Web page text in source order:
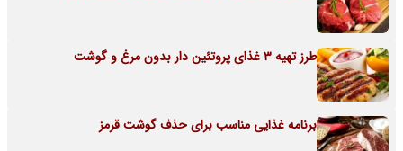
طرز تهیه 3 غذای پروتئین دار بدون مرغ و گوشت
برنامه غذایی مناسب برای حذف گوشت قرمز